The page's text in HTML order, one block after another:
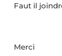
Faut il
Merci